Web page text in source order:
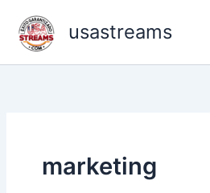
content
usastreams
marketing